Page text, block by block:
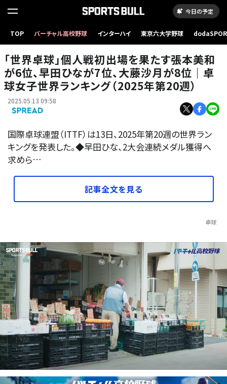
今日の予定
TOP バーチャル高校野球 インターハイ 東京六大学野球
「世界卓球」個人戦初出場を果たす張本美和
が6位、早田ひなが7位、大藤沙月が8位｜卓
球女子世界ランキング（2025年第20週）
2025.05.13 09:58
国際卓球連盟（ITTF）は13日、2025年第20週の世界ラン
キングを発表した。◆早田ひな、2大会連続メダル獲得へ
求めら…
記事全文を見る
卓球